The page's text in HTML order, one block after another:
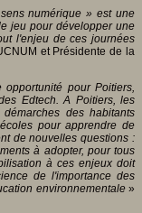
numérique » est une
jeu pour développer une
l'enjeu de ces journées
et Présidente de la
pour Poitiers,
Edtech. A Poitiers, les
des habitants
pour apprendre de
de nouvelles questions :
à adopter, pour tous
à ces enjeux doit
de l'importance des
environnementale»